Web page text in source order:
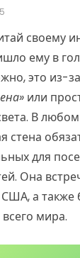
своему
ему в
это из-
или
В
стена
для
Она
США, а также
мира.